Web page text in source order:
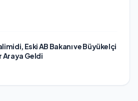
Eski AB Bakanı ve Büyükelçi
Araya Geldi